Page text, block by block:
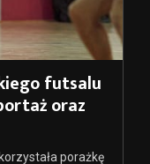
futsalu
oraz
porażkę